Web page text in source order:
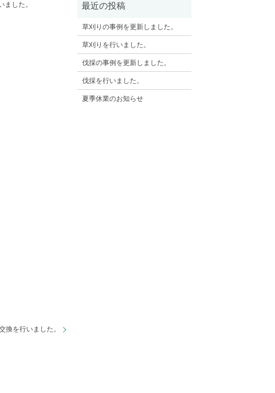
した。
換を行いました。
草刈りの事例を更新しました。
草刈りを行いました。
伐採の事例を更新しました。
伐採を行いました。
夏季休業のお知らせ